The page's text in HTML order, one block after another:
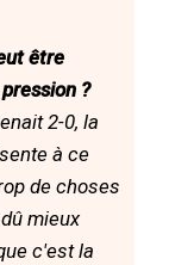
être
?
2-0, la
à ce
de choses
mieux
c'est la